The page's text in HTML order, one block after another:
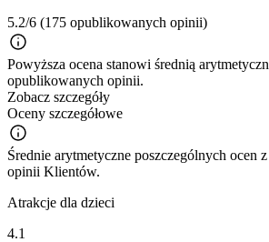
5.2/6 (175 opublikowanych opinii)
Powyższa ocena stanowi średnią
opublikowanych opinii.
Zobacz szczegóły
Oceny szczegółowe
Średnie arytmetyczne poszczególnych ocen
opinii Klientów.
Atrakcje dla dzieci
4.1